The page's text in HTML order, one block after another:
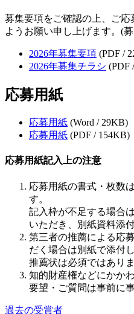
募集要項をご確認の上、ご
ようお願い申し上げます。(
2026年募集要項 (PDF /
2026年募集チラシ (PDF
応募用紙
応募用紙 (Word / 29KB)
応募用紙 (PDF / 154KB)
応募用紙記入上の注意
応募用紙の書式・枚数
す。
記入枠が不足する場合
いただき、別紙資料添
第三者の推薦による応
だく場合は別紙で添付
推薦状は必須ではありま
知的財産権などにかか
要望・ご質問は事前に
過去の受賞者